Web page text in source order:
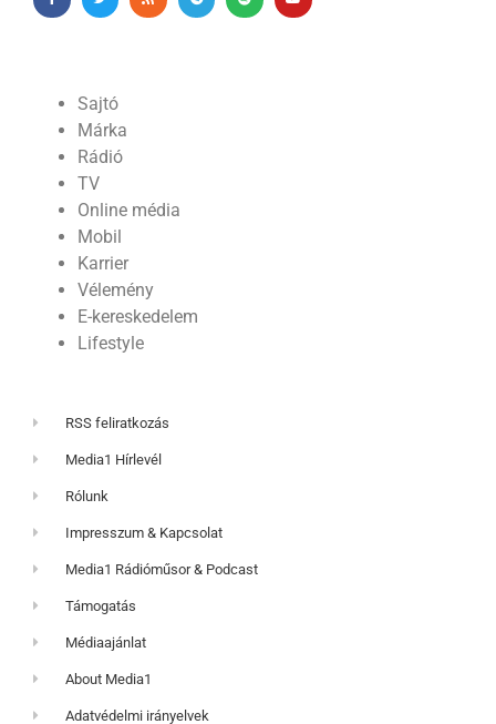
Sajtó
Márka
Rádió
TV
Online média
Mobil
Karrier
Vélemény
E-kereskedelem
Lifestyle
RSS feliratkozás
Media1 Hírlevél
Rólunk
Impresszum & Kapcsolat
Media1 Rádióműsor & Podcast
Támogatás
Médiaajánlat
About Media1
Adatvédelmi irányelvek